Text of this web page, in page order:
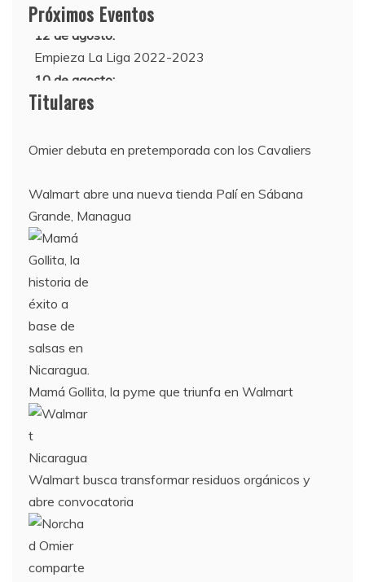
Próximos Eventos
12 de agosto:
Empieza La Liga 2022-2023
10 de agosto:
Titulares
Omier debuta en pretemporada con los Cavaliers
Walmart abre una nueva tienda Palí en Sábana
Grande, Managua
Mamá Gollita, la pyme que triunfa en Walmart
Walmart busca transformar residuos orgánicos y
abre convocatoria